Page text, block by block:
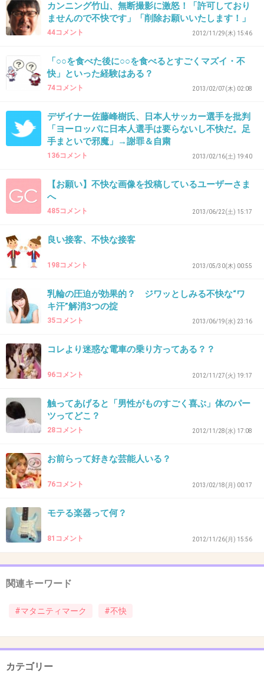
31. 匿名2013/05/27(月) 23:08:07
+119
32. 匿名2013/05/27(月) 23:08:10
なぜ、妊婦さんが、妊婦である事の主張をして
はいけないのですか…？
13,14〉あなた方も、妊婦さんから産まれた訳
で、
をされたら、怒るんじゃないの…？
-62
33. 匿名2013/05/27(月) 23:08:42
電車で具合悪くて座っている時に、席変われと
ばかりに必要以上にアピールされた時は嫌な気
分になったな。
普通につけてる分には、お腹に赤ちゃんいるん
だし気遣いしようと思えます。
-39
34. 匿名2013/05/27(月) 23:08:52
私は不妊だけど、マタニティマーク付けてる人
がいたら電車で席譲るわ
+452 -26
カンニング竹山、無断撮影に激怒！「許可しており
ませんので不快です」「削除お願いいたします！」
44コメント 2012/11/29(木) 15:46
「○○を食べた後に○○を食べるとすごくマズイ・不
快」といった経験はある？
74コメント 2013/02/07(木) 02:08
デザイナー佐藤峰樹氏、日本人サッカー選手を批判
「ヨーロッパに日本人選手は要らないし不快だ。足
手まといで邪魔」→謝罪＆自粛
136コメント 2013/02/16(土) 19:40
【お願い】不快な画像を投稿しているユーザーさま
へ
485コメント 2013/06/22(土) 15:17
良い接客、不快な接客
198コメント 2013/05/30(木) 00:55
乳輪の圧迫が効果的？ ジワッとしみる不快な“ワ
キ汗”解消3つの掟
35コメント 2013/06/19(水) 23:16
コレより迷惑な電車の乗り方ってある？？
96コメント 2012/11/27(火) 19:17
触ってあげると「男性がものすごく喜ぶ」体のパー
ツってどこ？
28コメント 2012/11/28(水) 17:08
お前らって好きな芸能人いる？
76コメント 2013/02/18(月) 00:17
モテる楽器って何？
81コメント 2012/11/26(月) 15:56
関連キーワード
#マタニティマーク #不快
カテゴリー